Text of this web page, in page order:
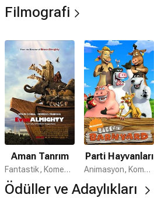
Filmografi
Aman Tanrım
Fantastik, Komedi, Aile
Parti Hayvanları
Animasyon, Komedi, Çocuk
Ödüller ve Adaylıkları